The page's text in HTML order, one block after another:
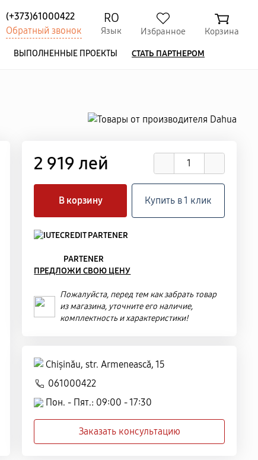
(+373)61000422
Обратный звонок
RO
Язык Избранное Корзина
ВЫПОЛНЕННЫЕ ПРОЕКТЫ СТАТЬ ПАРТНЕРОМ
2 919 лей
В корзину Купить в 1 клик
PARTENER
ПРЕДЛОЖИ СВОЮ ЦЕНУ
Пожалуйста, перед тем как забрать товар
из магазина, уточните его наличие,
комплектность и характеристики!
Chișinău, str. Armenească, 15
061000422
Пон. - Пят.: 09:00 - 17:30
Заказать консультацию